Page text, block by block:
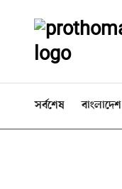
সর্বশেষ বাংলাদেশ